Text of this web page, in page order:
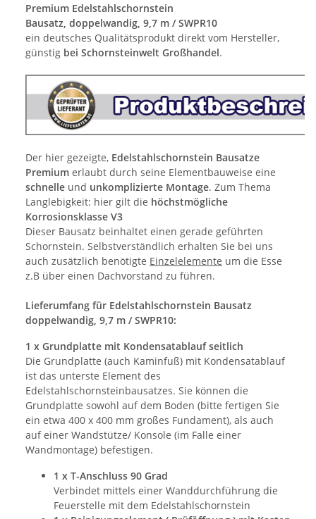
Premium Edelstahlschornstein
Bausatz, doppelwandig, 9,7 m / SWPR10
ein deutsches Qualitätsprodukt direkt vom Hersteller,
günstig bei Schornsteinwelt Großhandel.
Der hier gezeigte, Edelstahlschornstein Bausatze
Premium erlaubt durch seine Elementbauweise eine
schnelle und unkomplizierte Montage. Zum Thema
Langlebigkeit: hier gilt die höchstmögliche
Korrosionsklasse V3
Dieser Bausatz beinhaltet einen gerade geführten
Schornstein. Selbstverständlich erhalten Sie bei uns
auch zusätzlich benötigte Einzelelemente um die Esse
z.B über einen Dachvorstand zu führen.
Lieferumfang für Edelstahlschornstein Bausatz
doppelwandig, 9,7 m / SWPR10:
1 x Grundplatte mit Kondensatablauf seitlich
Die Grundplatte (auch Kaminfuß) mit Kondensatablauf
ist das unterste Element des
Edelstahlschornsteinbausatzes. Sie können die
Grundplatte sowohl auf dem Boden (bitte fertigen Sie
ein etwa 400 x 400 mm großes Fundament), als auch
auf einer Wandstütze/ Konsole (im Falle einer
Wandmontage) befestigen.
1 x T-Anschluss 90 Grad
Verbindet mittels einer Wanddurchführung die
Feuerstelle mit dem Edelstahlschornstein